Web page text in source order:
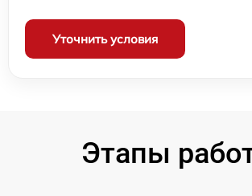
Уточнить условия
Этапы